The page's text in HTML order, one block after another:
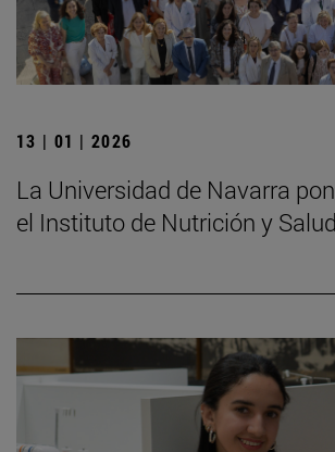
13 | 01 | 2026
La Universidad de Navarra
el Instituto de Nutrición y Salud